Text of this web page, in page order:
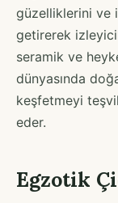
güzelliklerini ve
getirerek
seramik ve
dünyasında
keşfetmeyi
eder.
Egzotik